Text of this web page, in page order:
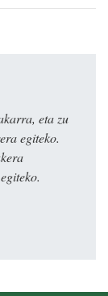
eta zu
egiteko.